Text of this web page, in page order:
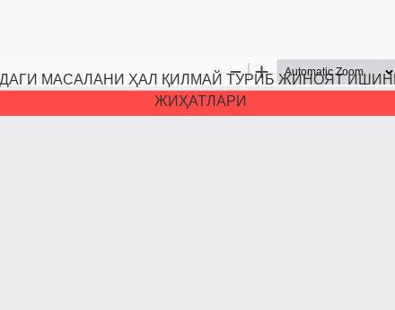
МАСАЛАНИ ҲАЛ ҚИЛМАЙ ТУРИБ ЖИНОЯТ
ЖИҲАТЛАРИ